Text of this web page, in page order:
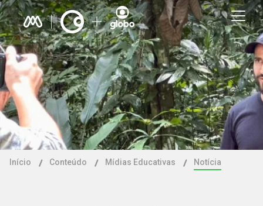
Início Conteúdo Mídias Educativas Notícia